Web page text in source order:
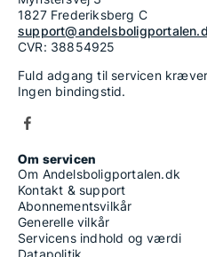
1827 Frederiksberg C
CVR: 38854925
Fuld adgang til servicen
Ingen bindingstid.
Om servicen
Om Andelsboligportalen.dk
Kontakt & support
Abonnementsvilkår
Generelle vilkår
Servicens indhold og værdi
Datapolitik